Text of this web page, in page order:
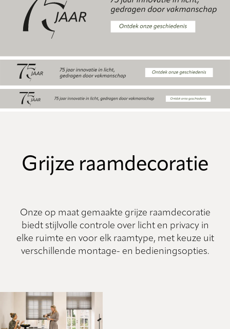
Grijze raamdecoratie
Onze op maat gemaakte grijze raamdecoratie
biedt stijlvolle controle over licht en privacy in
elke ruimte en voor elk raamtype, met keuze uit
verschillende montage- en bedieningsopties.